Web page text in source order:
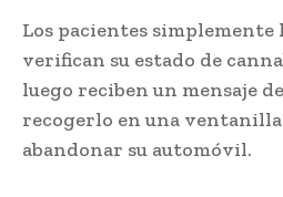
Los pacientes simplemente
verifican su estado de
luego reciben un mensaje
recogerlo en una
abandonar su automóvil.